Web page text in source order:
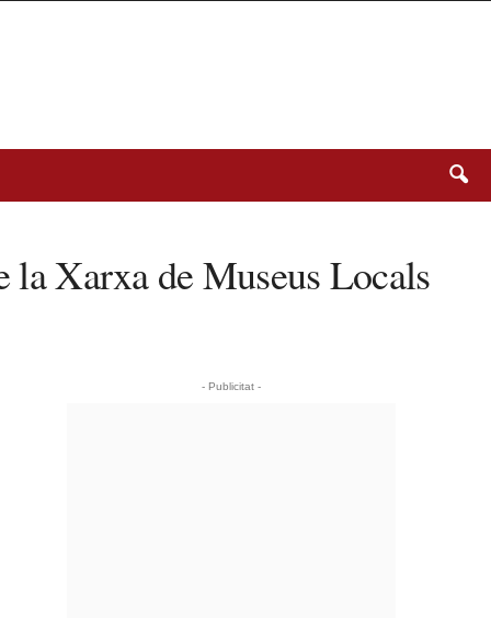
la Xarxa de Museus Locals
- Publicitat -